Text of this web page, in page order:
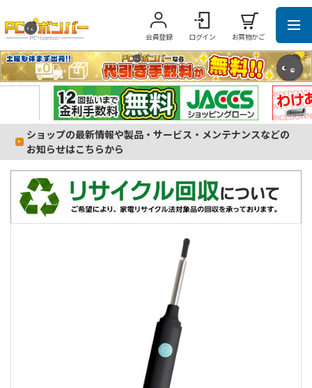
会員登録 ログイン お買物かご
ショップの最新情報や製品・サービス・メンテナンスなどの
お知らせはこちらから